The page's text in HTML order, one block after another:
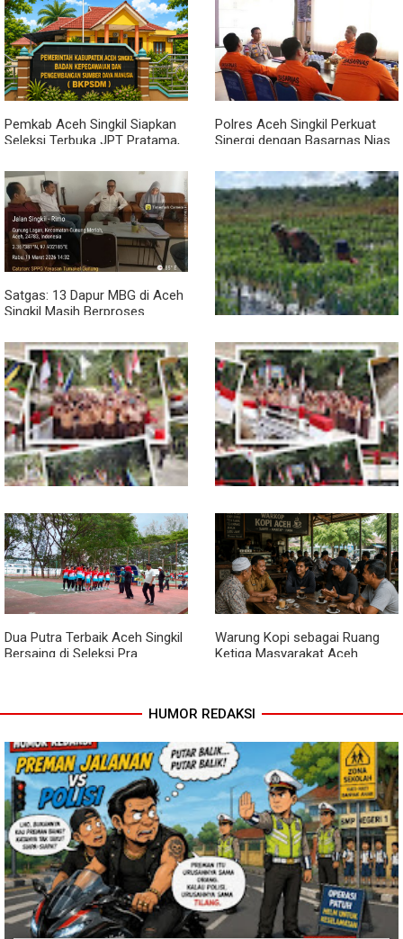
Pemkab Aceh Singkil Siapkan
Seleksi Terbuka JPT Pratama,
Kinerja
Polres Aceh Singkil Perkuat
Sinergi dengan Basarnas Nias
Satgas: 13 Dapur MBG di Aceh
Singkil Masih Berproses
Pendampingan Babinsa
Dorong Petani Tingkatkan Hasil
Tanaman Cabai
Jembatan Garuda Rampung,
Akses Warga Teladan Baru–
Kuala Kepeng Kini Semakin
Lancar
Jembatan Garuda Rampung,
Warga Teladan Baru Kini
Nikmati Akses Lebih Lancar
Dua Putra Terbaik Aceh Singkil
Bersaing di Seleksi Pra
Warung Kopi sebagai Ruang
Ketiga Masyarakat Aceh
HUMOR REDAKSI